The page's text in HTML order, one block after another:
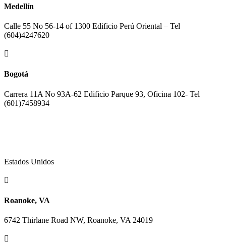
Medellín
Calle 55 No 56-14 of 1300 Edificio Perú Oriental – Tel
(604)4247620

Bogotá
Carrera 11A No 93A-62 Edificio Parque 93, Oficina 102- Tel
(601)7458934
Estados Unidos

Roanoke, VA
6742 Thirlane Road NW, Roanoke, VA 24019
